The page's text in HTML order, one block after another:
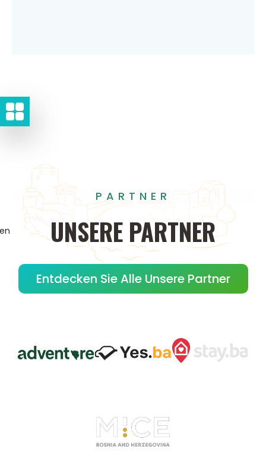
PARTNER
UNSERE PARTNER
Entdecken Sie Alle Unsere Partner